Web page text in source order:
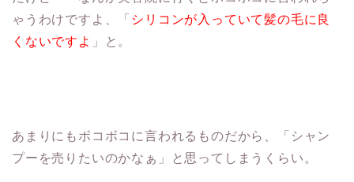
ゃうわけですよ、「 シリコンが入っていて髪の毛に良
くないですよ 」と。
あまりにもボコボコに言われるものだから、「シャン
プーを売りたいのかなぁ」と思ってしまうくらい。